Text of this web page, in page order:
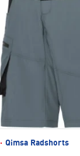
· Qimsa Radshorts